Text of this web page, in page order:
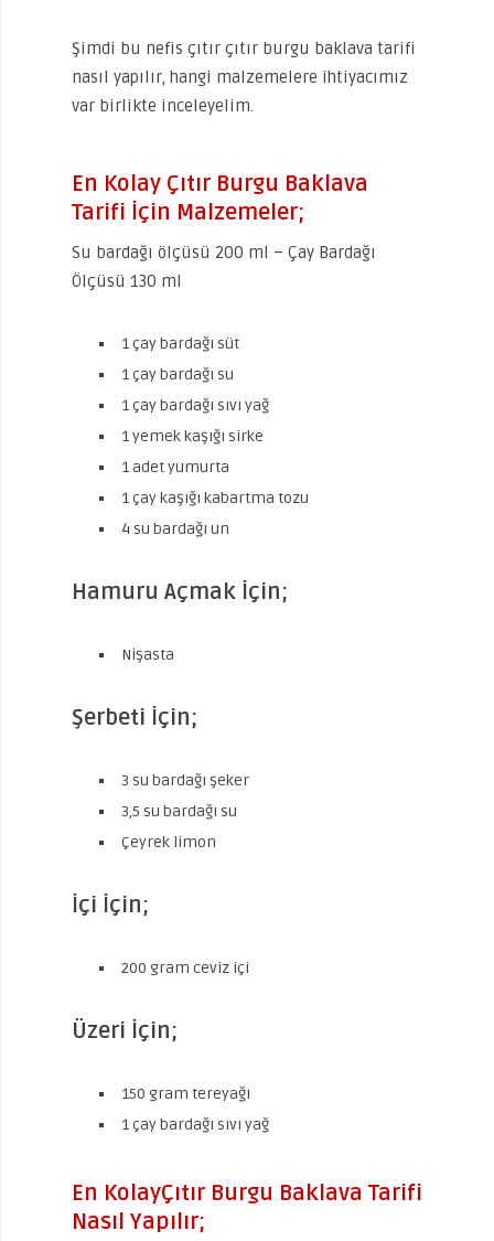
Şimdi bu nefis çıtır çıtır burgu baklava tarifi
nasıl yapılır, hangi malzemelere ihtiyacımız
var birlikte inceleyelim.
En Kolay Çıtır Burgu Baklava
Tarifi İçin Malzemeler;
Su bardağı ölçüsü 200 ml – Çay Bardağı
Ölçüsü 130 ml
1 çay bardağı süt
1 çay bardağı su
1 çay bardağı sıvı yağ
1 yemek kaşığı sirke
1 adet yumurta
1 çay kaşığı kabartma tozu
4 su bardağı un
Hamuru Açmak İçin;
Nişasta
Şerbeti İçin;
3 su bardağı şeker
3,5 su bardağı su
Çeyrek limon
İçi İçin;
200 gram ceviz içi
Üzeri İçin;
150 gram tereyağı
1 çay bardağı sıvı yağ
En KolayÇıtır Burgu Baklava Tarifi
Nasıl Yapılır;